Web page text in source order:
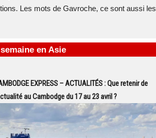
Les mots de Gavroche, ce sont aussi les
en Asie
EXPRESS – ACTUALITÉS : Que retenir de
au Cambodge du 17 au 23 avril ?